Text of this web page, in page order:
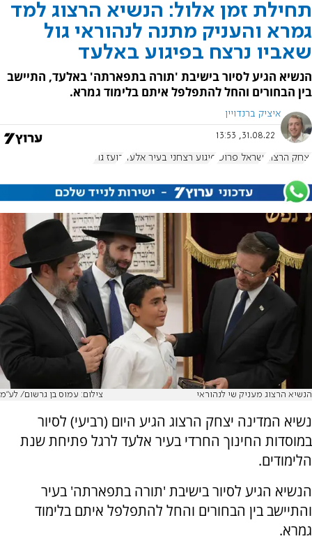
תחילת זמן אלול: הנשיא הרצוג למד
גמרא והעניק מתנה לנהוראי גול
שאביו נרצח בפיגוע באלעד
הנשיא הגיע לסיור בישיבת 'תורה בתפארתה' באלעד, התיישב
בין הבחורים והחל להתפלפל איתם בלימוד גמרא.
איציק ברנדויין
31.08.22, 13:53
יצחק הרצוג ישראל פרוש פיגוע רצחני בעיר אלעד בועז גול
הנשיא הרצוג מעניק שי לנהוראי צילום: עמוס בן גרשום/ לע"מ
נשיא המדינה יצחק הרצוג הגיע היום (רביעי) לסיור
במוסדות החינוך החרדי בעיר אלעד לרגל פתיחת שנת
הלימודים.
הנשיא הגיע לסיור בישיבת 'תורה בתפארתה' בעיר
והתיישב בין הבחורים והחל להתפלפל איתם בלימוד
גמרא.